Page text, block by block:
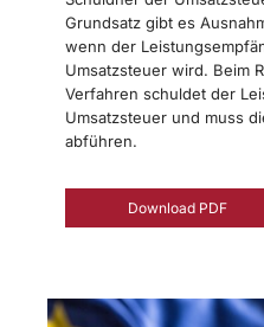
Grundsatz gibt es
wenn der
Umsatzsteuer wird. Beim
Verfahren schuldet der
Umsatzsteuer und muss
abführen.
Download PDF